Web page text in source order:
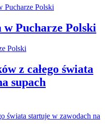
w Pucharze Polski
z całego świata
supach